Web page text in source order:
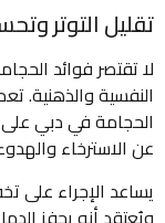
تقليل التوتر
لا تقتصر فوائد
النفسية والذهنية.
الحجامة في دبي
عن الاسترخاء
يساعد الإجراء على